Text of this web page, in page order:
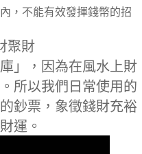
，不能有效發揮錢幣的招
聚財
」，因為在風水上財
所以我們日常使用的
鈔票，象徵錢財充裕
運。